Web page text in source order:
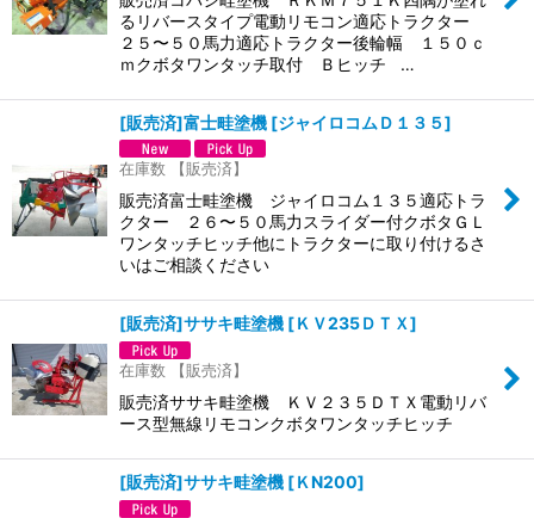
るリバースタイプ電動リモコン適応トラクター
２５〜５０馬力適応トラクター後輪幅 １５０ｃ
ｍクボタワンタッチ取付 Ｂヒッチ …
[販売済]富士畦塗機 [ジャイロコムＤ１３５]
在庫数 【販売済】
販売済富士畦塗機 ジャイロコム１３５適応トラ
クター ２６〜５０馬力スライダー付クボタＧＬ
ワンタッチヒッチ他にトラクターに取り付けるさ
いはご相談ください
[販売済]ササキ畦塗機 [ＫＶ235ＤＴＸ]
在庫数 【販売済】
販売済ササキ畦塗機 ＫＶ２３５ＤＴＸ電動リバ
ース型無線リモコンクボタワンタッチヒッチ
[販売済]ササキ畦塗機 [ＫN200]